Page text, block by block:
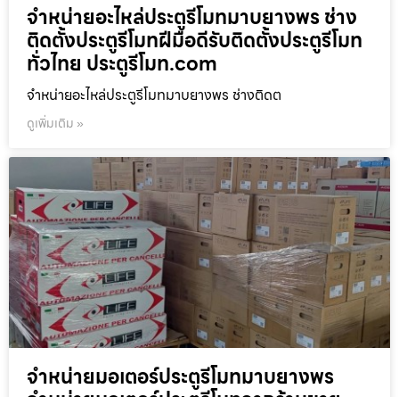
จำหน่ายอะไหล่ประตูรีโมทมาบยางพร ช่าง
ติดตั้งประตูรีโมทฝีมือดีรับติดตั้งประตูรีโมท
ทั่วไทย ประตูรีโมท.com
จำหน่ายอะไหล่ประตูรีโมทมาบยางพร ช่างติดต
ดูเพิ่มเติม »
จำหน่ายมอเตอร์ประตูรีโมทมาบยางพร